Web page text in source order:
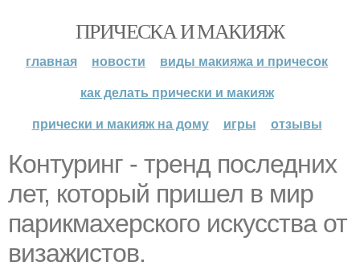
ПРИЧЕСКА И МАКИЯЖ
главная новости
виды макияжа и причесок
как делать прически и макияж
прически и макияж на дому
игры отзывы
Контуринг - тренд последних
лет, который пришел в мир
парикмахерского искусства от
визажистов.